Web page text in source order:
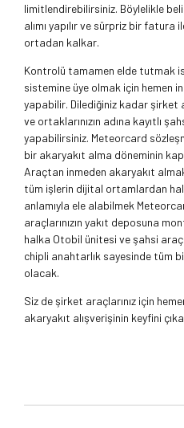
limitlendirebilirsiniz. Böylelikle
alımı yapılır ve sürpriz bir fatura
ortadan kalkar.
Kontrolü tamamen elde tutmak
sistemine üye olmak için hemen
yapabilir. Dilediğiniz kadar şirket
ve ortaklarınızın adına kayıtlı
yapabilirsiniz. Meteorcard
bir akaryakıt alma döneminin
Araçtan inmeden akaryakıt
tüm işlerin dijital ortamlardan
anlamıyla ele alabilmek
araçlarınızın yakıt deposuna
halka Otobil ünitesi ve şahsi
chipli anahtarlık sayesinde tüm
olacak.
Siz de şirket araçlarınız için
akaryakıt alışverişinin keyfini